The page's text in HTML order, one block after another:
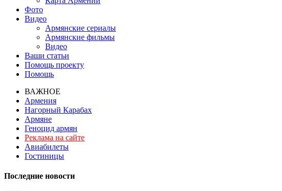
Фото
Видео
Армянские сериалы
Армянские фильмы
Видео
Ваши статьи
Помощь проекту
Помощь
ВАЖНОЕ
Армения
Нагорный Карабах
Армяне
Геноцид армян
Реклама на сайте
Авиабилеты
Гостиницы
Последние новости